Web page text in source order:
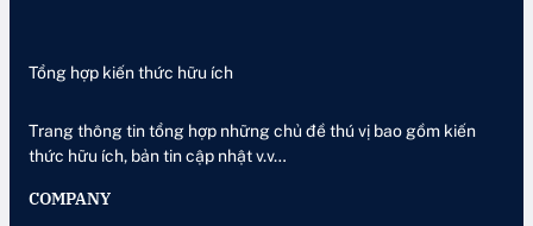
Tổng hợp kiến thức hữu ích
Trang thông tin tổng hợp những chủ đề thú vị bao gồm kiến
thức hữu ích, bản tin cập nhật v.v…
COMPANY